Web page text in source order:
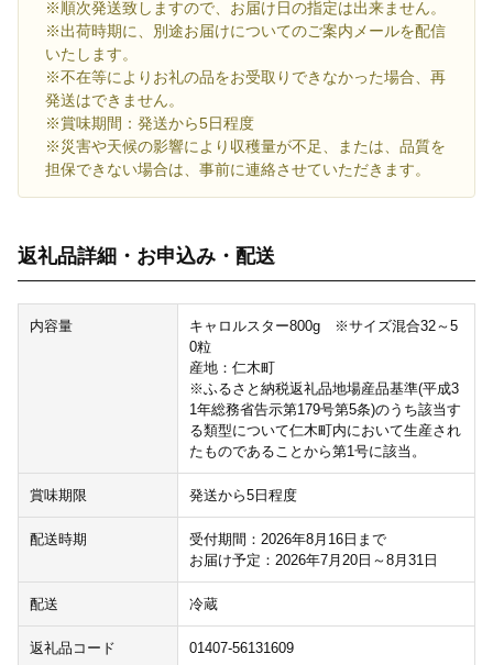
※順次発送致しますので、お届け日の指定は出来ません。
※出荷時期に、別途お届けについてのご案内メールを配信
いたします。
※不在等によりお礼の品をお受取りできなかった場合、再
発送はできません。
※賞味期間：発送から5日程度
※災害や天候の影響により収穫量が不足、または、品質を
担保できない場合は、事前に連絡させていただきます。
返礼品詳細・お申込み・配送
内容量
キャロルスター800g ※サイズ混合32～5
0粒
産地：仁木町
※ふるさと納税返礼品地場産品基準(平成3
1年総務省告示第179号第5条)のうち該当す
る類型について仁木町内において生産され
たものであることから第1号に該当。
賞味期限 発送から5日程度
配送時期
受付期間：2026年8月16日まで
お届け予定：2026年7月20日～8月31日
配送 冷蔵
返礼品コード 01407-56131609